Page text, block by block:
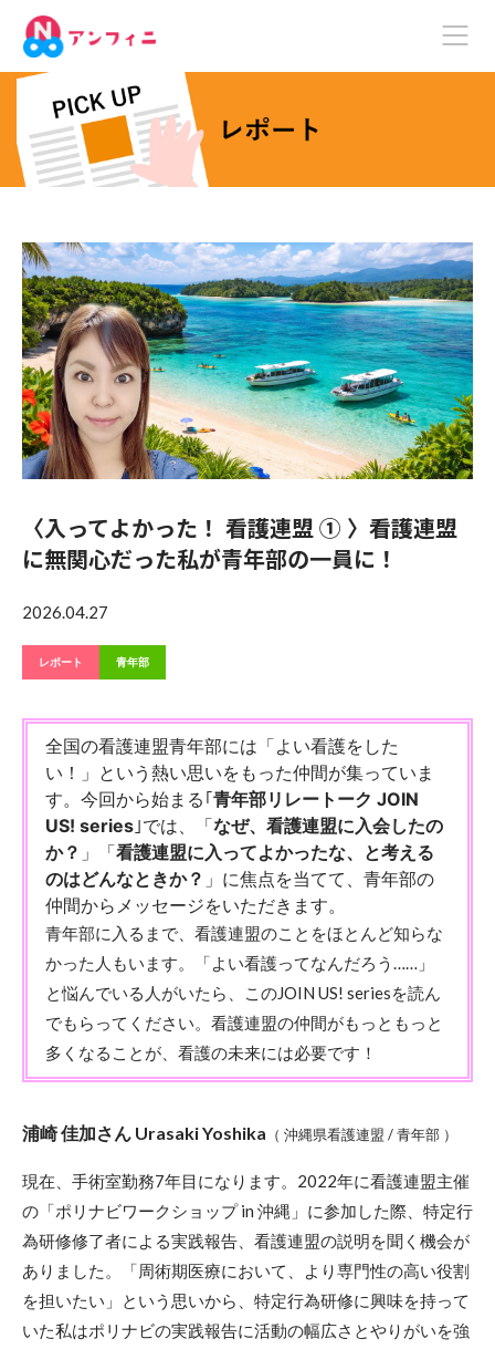
〈入ってよかった！ 看護連盟 ① 〉看護連盟
に無関心だった私が青年部の一員に！
2026.04.27
レポート 青年部
全国の看護連盟青年部には「よい看護をした
い！」という熱い思いをもった仲間が集っていま
す。今回から始まる｢青年部リレートーク JOIN
US! series ｣では、「なぜ、看護連盟に入会したの
か？ 」「看護連盟に入ってよかったな、と考える
のはどんなときか？ 」に焦点を当てて、青年部の
仲間からメッセージをいただきます。
青年部に入るまで、看護連盟のことをほとんど知らな
かった人もいます。「よい看護ってなんだろう……」
と悩んでいる人がいたら、このJOIN US! seriesを読ん
でもらってください。看護連盟の仲間がもっともっと
多くなることが、看護の未来には必要です！
浦崎 佳加さん Urasaki Yoshika （ 沖縄県看護連盟 / 青年部 ）
現在、手術室勤務7年目になります。2022年に看護連盟主催
の「ポリナビワークショップ in 沖縄」に参加した際、特定行
為研修修了者による実践報告、看護連盟の説明を聞く機会が
ありました。「周術期医療において、より専門性の高い役割
を担いたい」という思いから、特定行為研修に興味を持って
いた私はポリナビの実践報告に活動の幅広さとやりがいを強